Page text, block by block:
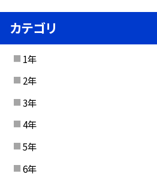
カテゴリ
1年
2年
3年
4年
5年
6年